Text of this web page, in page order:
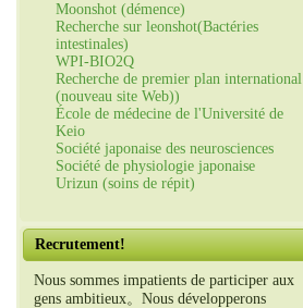
Moonshot (démence)
Recherche sur leonshot(Bactéries
intestinales)
WPI-BIO2Q
Recherche de premier plan international
(nouveau site Web))
École de médecine de l'Université de
Keio
Société japonaise des neurosciences
Société de physiologie japonaise
Urizun (soins de répit)
Recrutement!
Nous sommes impatients de participer aux
gens ambitieux。Nous développerons